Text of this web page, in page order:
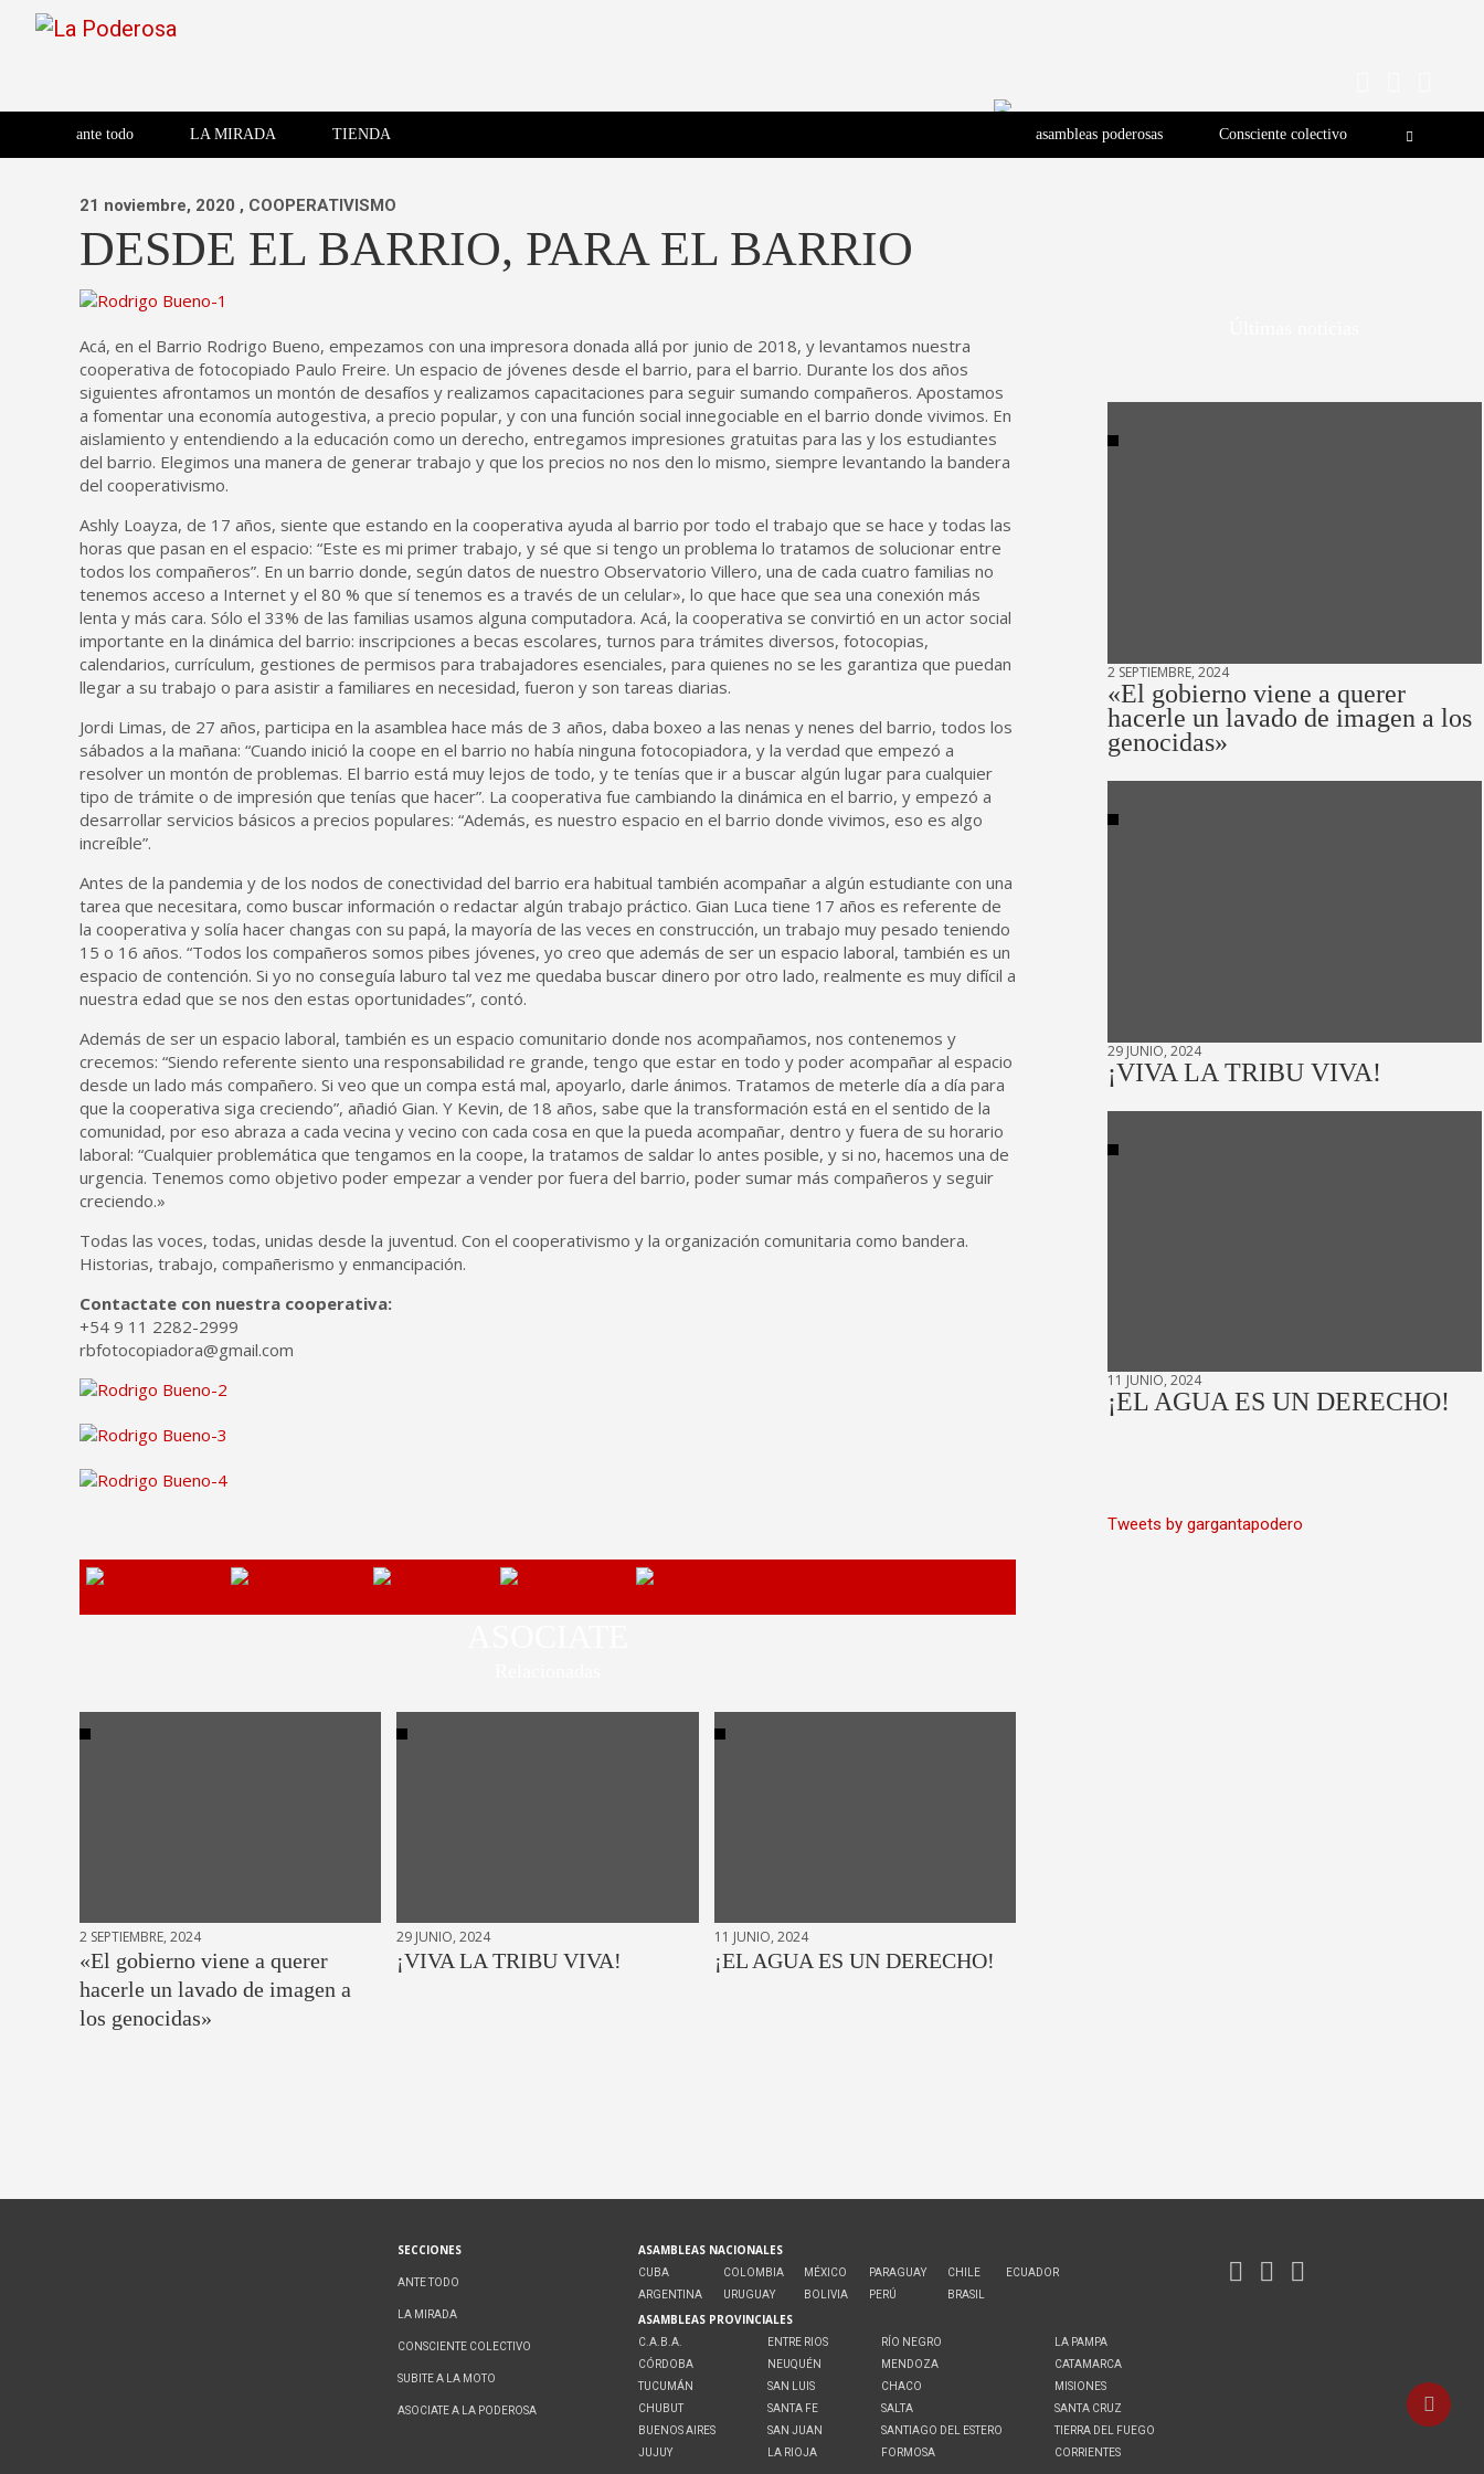
Saltar
La Poderosa
brazo literario del movimiento
La Poderosa
Revista de cultura villera, brazo literario del movimiento La Poderosa.
ante todo LA MIRADA TIENDA asambleas poderosas Consciente colectivo
21 noviembre, 2020 , COOPERATIVISMO
DESDE EL BARRIO, PARA EL BARRIO
Acá, en el Barrio Rodrigo Bueno, empezamos con una impresora donada allá por junio de 2018, y levantamos nuestra
cooperativa de fotocopiado Paulo Freire. Un espacio de jóvenes desde el barrio, para el barrio. Durante los dos años
siguientes afrontamos un montón de desafíos y realizamos capacitaciones para seguir sumando compañeros. Apostamos
a fomentar una economía autogestiva, a precio popular, y con una función social innegociable en el barrio donde vivimos. En
aislamiento y entendiendo a la educación como un derecho, entregamos impresiones gratuitas para las y los estudiantes
del barrio. Elegimos una manera de generar trabajo y que los precios no nos den lo mismo, siempre levantando la bandera
del cooperativismo.
Ashly Loayza, de 17 años, siente que estando en la cooperativa ayuda al barrio por todo el trabajo que se hace y todas las
horas que pasan en el espacio: “Este es mi primer trabajo, y sé que si tengo un problema lo tratamos de solucionar entre
todos los compañeros”. En un barrio donde, según datos de nuestro Observatorio Villero, una de cada cuatro familias no
tenemos acceso a Internet y el 80 % que sí tenemos es a través de un celular», lo que hace que sea una conexión más
lenta y más cara. Sólo el 33% de las familias usamos alguna computadora. Acá, la cooperativa se convirtió en un actor social
importante en la dinámica del barrio: inscripciones a becas escolares, turnos para trámites diversos, fotocopias,
calendarios, currículum, gestiones de permisos para trabajadores esenciales, para quienes no se les garantiza que puedan
llegar a su trabajo o para asistir a familiares en necesidad, fueron y son tareas diarias.
Jordi Limas, de 27 años, participa en la asamblea hace más de 3 años, daba boxeo a las nenas y nenes del barrio, todos los
sábados a la mañana: “Cuando inició la coope en el barrio no había ninguna fotocopiadora, y la verdad que empezó a
resolver un montón de problemas. El barrio está muy lejos de todo, y te tenías que ir a buscar algún lugar para cualquier
tipo de trámite o de impresión que tenías que hacer”. La cooperativa fue cambiando la dinámica en el barrio, y empezó a
desarrollar servicios básicos a precios populares: “Además, es nuestro espacio en el barrio donde vivimos, eso es algo
increíble”.
Antes de la pandemia y de los nodos de conectividad del barrio era habitual también acompañar a algún estudiante con una
tarea que necesitara, como buscar información o redactar algún trabajo práctico. Gian Luca tiene 17 años es referente de
la cooperativa y solía hacer changas con su papá, la mayoría de las veces en construcción, un trabajo muy pesado teniendo
15 o 16 años. “Todos los compañeros somos pibes jóvenes, yo creo que además de ser un espacio laboral, también es un
espacio de contención. Si yo no conseguía laburo tal vez me quedaba buscar dinero por otro lado, realmente es muy difícil a
nuestra edad que se nos den estas oportunidades”, contó.
Además de ser un espacio laboral, también es un espacio comunitario donde nos acompañamos, nos contenemos y
crecemos: “Siendo referente siento una responsabilidad re grande, tengo que estar en todo y poder acompañar al espacio
desde un lado más compañero. Si veo que un compa está mal, apoyarlo, darle ánimos. Tratamos de meterle día a día para
que la cooperativa siga creciendo”, añadió Gian. Y Kevin, de 18 años, sabe que la transformación está en el sentido de la
comunidad, por eso abraza a cada vecina y vecino con cada cosa en que la pueda acompañar, dentro y fuera de su horario
laboral: “Cualquier problemática que tengamos en la coope, la tratamos de saldar lo antes posible, y si no, hacemos una de
urgencia. Tenemos como objetivo poder empezar a vender por fuera del barrio, poder sumar más compañeros y seguir
creciendo.»
Todas las voces, todas, unidas desde la juventud. Con el cooperativismo y la organización comunitaria como bandera.
Historias, trabajo, compañerismo y enmancipación.
Contactate con nuestra cooperativa:
+54 9 11 2282-2999
rbfotocopiadora@gmail.com
2 SEPTIEMBRE, 2024
«El gobierno viene a querer
hacerle un lavado de imagen a
los genocidas»
29 JUNIO, 2024
¡VIVA LA TRIBU VIVA!
11 JUNIO, 2024
¡EL AGUA ES UN DERECHO!
2 SEPTIEMBRE, 2024
«El gobierno viene a querer
hacerle un lavado de imagen a los
genocidas»
29 JUNIO, 2024
¡VIVA LA TRIBU VIVA!
11 JUNIO, 2024
¡EL AGUA ES UN DERECHO!
Tweets by gargantapodero
SECCIONES
ANTE TODO
LA MIRADA
CONSCIENTE COLECTIVO
SUBITE A LA MOTO
ASOCIATE A LA PODEROSA
ASAMBLEAS NACIONALES
CUBA
ARGENTINA
COLOMBIA
URUGUAY
MÉXICO
BOLIVIA
PARAGUAY
PERÚ
CHILE
BRASIL
ECUADOR
ASAMBLEAS PROVINCIALES
C.A.B.A.
CÓRDOBA
TUCUMÁN
CHUBUT
BUENOS AIRES
JUJUY
ENTRE RIOS
NEUQUÉN
SAN LUIS
SANTA FE
SAN JUAN
LA RIOJA
RÍO NEGRO
MENDOZA
CHACO
SALTA
SANTIAGO DEL ESTERO
FORMOSA
LA PAMPA
CATAMARCA
MISIONES
SANTA CRUZ
TIERRA DEL FUEGO
CORRIENTES